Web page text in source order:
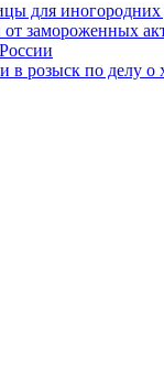
для иногородних
замороженных
розыск по делу о